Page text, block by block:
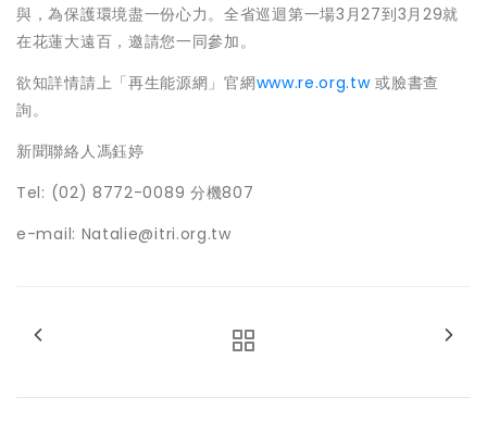
與，為保護環境盡一份心力。全省巡迴第一場3月27到3月29就
在花蓮大遠百，邀請您一同參加。
欲知詳情請上「再生能源網」官網www.re.org.tw或臉書查
詢。
新聞聯絡人馮鈺婷
Tel: (02) 8772-0089 分機807
e-mail: Natalie@itri.org.tw